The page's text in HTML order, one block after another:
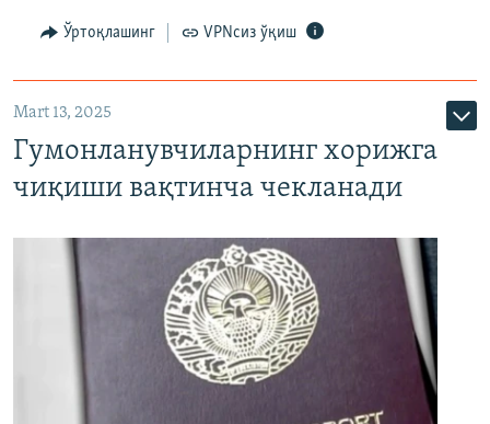
Ўртоқлашинг VPNсиз ўқиш
Mart 13, 2025
Гумонланувчиларнинг хорижга
чиқиши вақтинча чекланади